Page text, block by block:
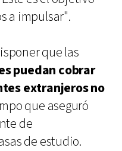
a impulsar".
que las
puedan cobrar
extranjeros no
que aseguró
de
de estudio.